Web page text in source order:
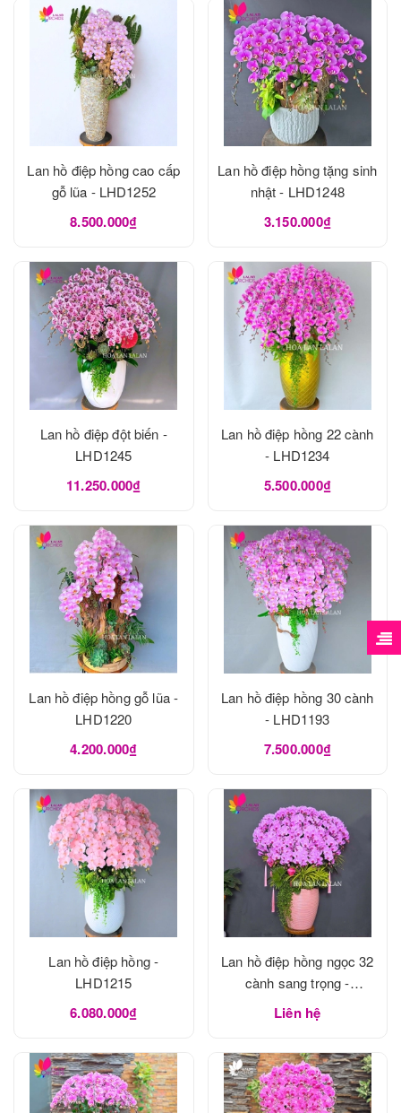
Lan hồ điệp hồng cao cấp
gỗ lũa - LHD1252
8.500.000₫
Lan hồ điệp hồng tặng sinh
nhật - LHD1248
3.150.000₫
Lan hồ điệp đột biến -
LHD1245
11.250.000₫
Lan hồ điệp hồng 22 cành
- LHD1234
5.500.000₫
Lan hồ điệp hồng gỗ lũa -
LHD1220
4.200.000₫
Lan hồ điệp hồng 30 cành
- LHD1193
7.500.000₫
Lan hồ điệp hồng -
LHD1215
6.080.000₫
Lan hồ điệp hồng ngọc 32
cành sang trọng -
LHD1188
Liên hệ